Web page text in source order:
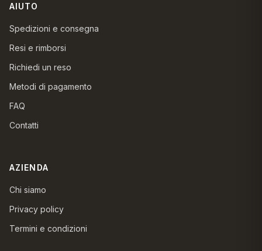
AIUTO
Spedizioni e consegna
Resi e rimborsi
Richiedi un reso
Metodi di pagamento
FAQ
Contatti
AZIENDA
Chi siamo
Privacy policy
Termini e condizioni